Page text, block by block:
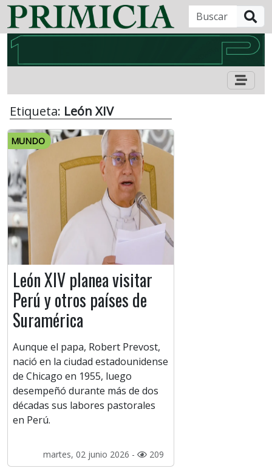
Etiqueta: León XIV
MUNDO
León XIV planea visitar
Perú y otros países de
Suramérica
Aunque el papa, Robert Prevost,
nació en la ciudad estadounidense
de Chicago en 1955, luego
desempeñó durante más de dos
décadas sus labores pastorales
en Perú.
martes, 02 junio 2026 - 209